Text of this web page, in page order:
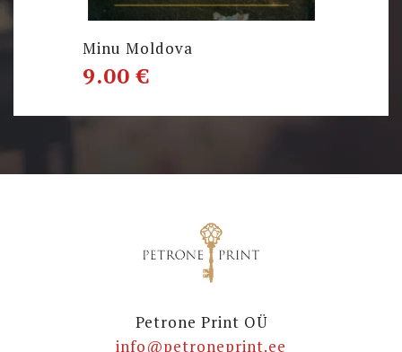
Minu Moldova
9.00€
Petrone Print OÜ
info@petroneprint.ee